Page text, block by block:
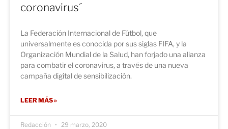
coronavirus´
La Federación Internacional de Fútbol, que ​
universalmente es conocida por sus siglas FIFA, y la
Organización Mundial de la Salud, han forjado una alianza
para combatir el coronavirus, a través de una nueva
campaña digital de sensibilización.
LEER MÁS »
Redacción 29 marzo, 2020